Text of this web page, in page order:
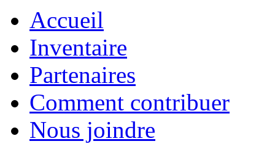
Accueil
Inventaire
Partenaires
Comment contribuer
Nous joindre